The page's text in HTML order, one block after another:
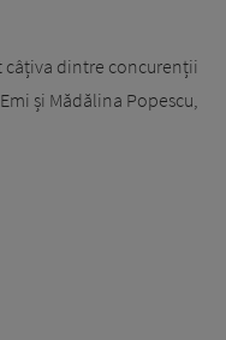
câțiva dintre concurenții
și Mădălina Popescu,